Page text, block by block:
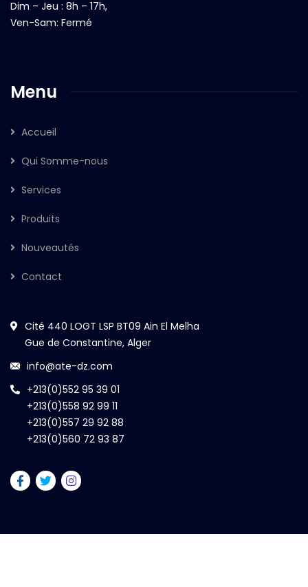
Dim – Jeu : 8h – 17h,
Ven-Sam: Fermé
Menu
Accueil
Qui Somme-nous
Services
Produits
Nouveautés
Contact
Cité 440 LOGT LSP BT09 Ain El Melha
Gue de Constantine, Alger
info@ate-dz.com
+213(0)552 95 39 01
+213(0)558 92 99 11
+213(0)557 29 92 88
+213(0)560 72 93 87